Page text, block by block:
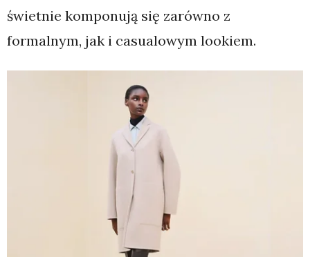
świetnie komponują się zarówno z
formalnym, jak i casualowym lookiem.